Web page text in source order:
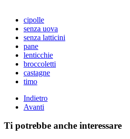
cipolle
senza uova
senza latticini
pane
lenticchie
broccoletti
castagne
timo
Indietro
Avanti
Ti potrebbe anche interessare